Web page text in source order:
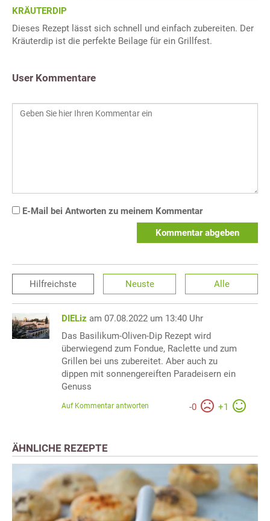
KRÄUTERDIP
Dieses Rezept lässt sich schnell und einfach zubereiten. Der
Kräuterdip ist die perfekte Beilage für ein Grillfest.
User Kommentare
E-Mail bei Antworten zu meinem Kommentar
Kommentar abgeben
Hilfreichste Neuste Alle
DIELiz am 07.08.2022 um 13:40 Uhr
Das Basilikum-Oliven-Dip Rezept wird
überwiegend zum Fondue, Raclette und zum
Grillen bei uns zubereitet. Aber auch zu
dippen mit sonnengereiften Paradeisern ein
Genuss
-0 +1
Auf Kommentar antworten
ÄHNLICHE REZEPTE